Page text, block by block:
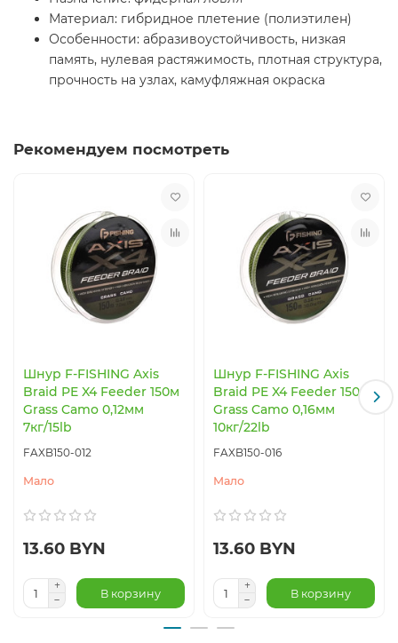
Материал: гибридное плетение (полиэтилен)
Особенности: абразивоустойчивость, низкая
память, нулевая растяжимость, плотная структура,
прочность на узлах, камуфляжная окраска
Рекомендуем посмотреть
Шнур F-FISHING Axis
Braid PE X4 Feeder 150м
Grass Camo 0,12мм
7кг/15lb
FAXB150-012
Мало
13.60 BYN
В корзину
Шнур F-FISHING Axis
Braid PE X4 Feeder 150м
Grass Camo 0,16мм
10кг/22lb
FAXB150-016
Мало
13.60 BYN
В корзину